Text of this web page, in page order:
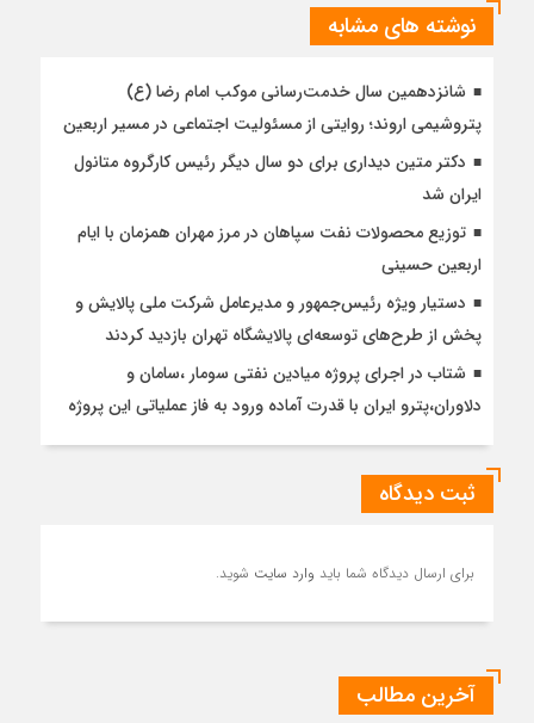
نوشته های مشابه
شانزدهمین سال خدمت‌رسانی موکب امام رضا (ع)
پتروشیمی اروند؛ روایتی از مسئولیت اجتماعی در مسیر اربعین
دکتر متین دیداری برای دو سال دیگر رئیس کارگروه متانول
ایران شد
توزیع محصولات نفت سپاهان در مرز مهران همزمان با ایام
اربعین حسینی
دستیار ویژه رئیس‌جمهور و مدیرعامل شرکت ملی پالایش و
پخش از طرح‌های توسعه‌ای پالایشگاه تهران بازدید کردند
شتاب در اجرای پروژه میادین نفتی سومار ،سامان و
دلاوران،پترو ایران با قدرت آماده ورود به فاز عملیاتی این پروژه
ثبت دیدگاه
برای ارسال دیدگاه شما باید وارد سایت شوید.
آخرین مطالب